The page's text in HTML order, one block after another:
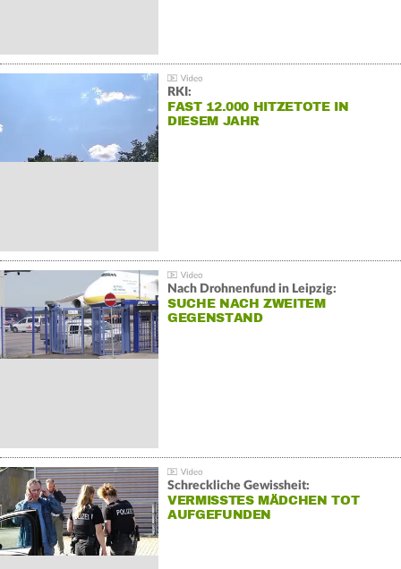
RKI:
FAST 12.000 HITZETOTE IN
DIESEM JAHR
Nach Drohnenfund in Leipzig:
SUCHE NACH ZWEITEM
GEGENSTAND
Schreckliche Gewissheit:
VERMISSTES MÄDCHEN TOT
AUFGEFUNDEN